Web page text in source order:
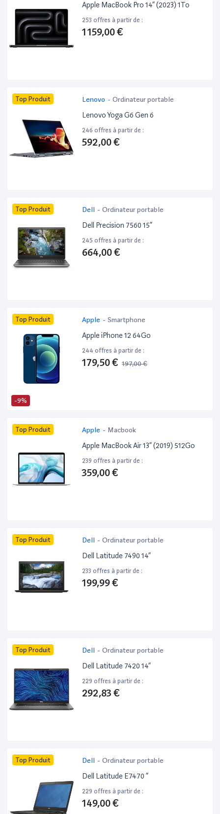
Apple MacBook Pro 14” (2023) 1To
253 offres à partir de :
1 159,00 €
Top Produit Lenovo - Ordinateur portable
Lenovo Yoga G6 Gen 6
246 offres à partir de :
592,00 €
Top Produit Dell - Ordinateur portable
Dell Precision 7560 15”
245 offres à partir de :
664,00 €
-9%
Top Produit Apple - Smartphone
Apple iPhone 12 64Go
244 offres à partir de :
179,50 € 197,00 €
Top Produit Apple - Macbook
Apple MacBook Air 13” (2019) 512Go
239 offres à partir de :
359,00 €
Top Produit Dell - Ordinateur portable
Dell Latitude 7490 14”
233 offres à partir de :
199,99 €
Top Produit Dell - Ordinateur portable
Dell Latitude 7420 14”
229 offres à partir de :
292,83 €
Top Produit Dell - Ordinateur portable
Dell Latitude E7470 ”
229 offres à partir de :
149,00 €